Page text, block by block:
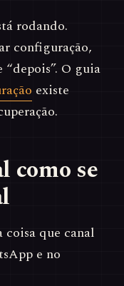
rodando.
configuração,
“depois”. O guia
existe
como se
coisa que canal
e no